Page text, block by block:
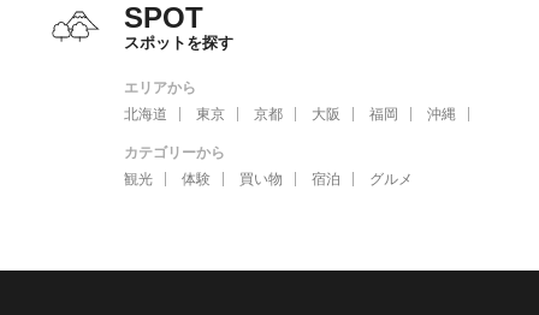
SPOT
スポットを探す
エリアから
北海道
東京 京都 大阪 福岡 沖縄
カテゴリーから
観光
体験 買い物 宿泊 グルメ